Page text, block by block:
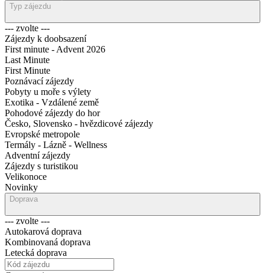
Typ zájezdu
--- zvolte ---
Zájezdy k doobsazení
First minute - Advent 2026
Last Minute
First Minute
Poznávací zájezdy
Pobyty u moře s výlety
Exotika - Vzdálené země
Pohodové zájezdy do hor
Česko, Slovensko - hvězdicové zájezdy
Evropské metropole
Termály - Lázně - Wellness
Adventní zájezdy
Zájezdy s turistikou
Velikonoce
Novinky
Doprava
--- zvolte ---
Autokarová doprava
Kombinovaná doprava
Letecká doprava